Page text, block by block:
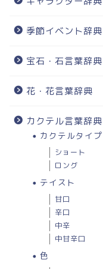
季節イベント辞典
宝石・石言葉辞典
花・花言葉辞典
カクテル言葉辞典
カクテルタイプ
ショート
ロング
テイスト
甘口
辛口
中辛
中甘辛口
色